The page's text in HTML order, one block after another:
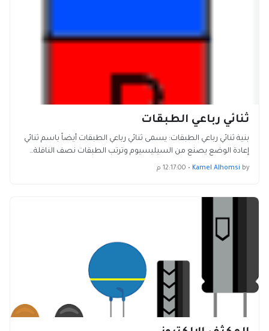
ثنائي رباعي الطبقات
بنية ثنائي رباعي الطبقات: يسمى ثنائي رباعي الطبقات أيضاً باسم ثنائي
إعادة الوضع يصنع من السيليسيوم وترتب الطبقات نصف الناقلة…
by
Kamel Alhomsi
• 12:17:00 م